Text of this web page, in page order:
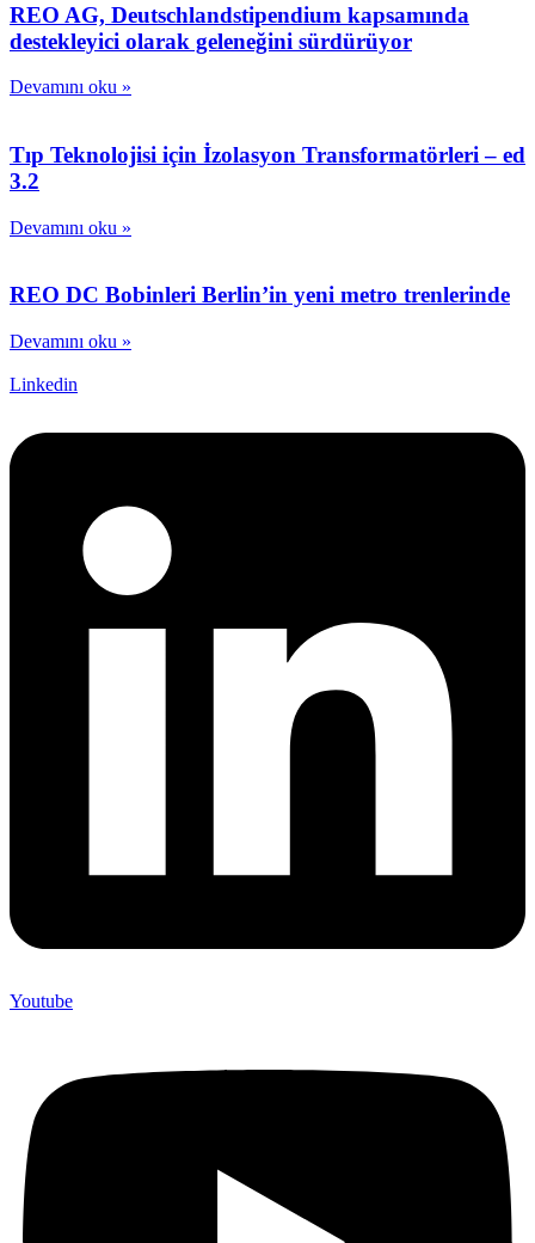
REO AG, Deutschlandstipendium kapsamında
destekleyici olarak geleneğini sürdürüyor
Devamını oku »
Tıp Teknolojisi için İzolasyon Transformatörleri – ed
3.2
Devamını oku »
REO DC Bobinleri Berlin’in yeni metro trenlerinde
Devamını oku »
Linkedin
Youtube